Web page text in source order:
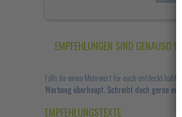
EMPFEHLUNGEN SIND GENAUSO
Falls ihr einen Mehrwert für euch entdeckt habt,
Werbung überhaupt. Schreibt doch gerne
EMPFEHLUNGSTEXTE